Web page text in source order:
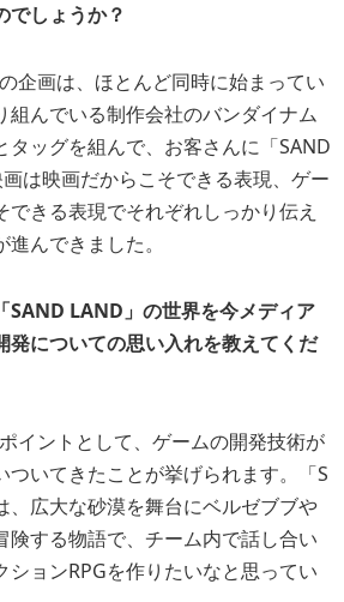
でしょうか？
企画は、ほとんど同時に始まってい
組んでいる制作会社のバンダイナム
タッグを組んで、お客さんに「SAND
は映画だからこそできる表現、ゲー
できる表現でそれぞれしっかり伝え
んできました。
LAND」の世界を今メディア
発についての思い入れを教えてくだ
イントとして、ゲームの開発技術が
ついてきたことが挙げられます。「S
、広大な砂漠を舞台にベルゼブブや
険する物語で、チーム内で話し合い
ションRPGを作りたいなと思ってい